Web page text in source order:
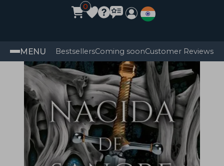
0
MENU BestsellersComing soonCustomer Reviews